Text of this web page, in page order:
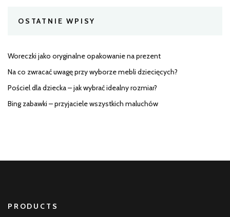
OSTATNIE WPISY
Woreczki jako oryginalne opakowanie na prezent
Na co zwracać uwagę przy wyborze mebli dziecięcych?
Pościel dla dziecka – jak wybrać idealny rozmiar?
Bing zabawki – przyjaciele wszystkich maluchów
PRODUCTS